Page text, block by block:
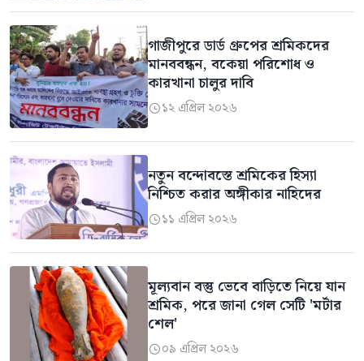
গাজীপুরে ডার্ড গ্রুপের শ্রমিকদের
মানববন্ধন, বকেয়া পরিশোধ ও
কারখানা চালুর দাবি
১২ এপ্রিল ২০২৬
নতুন বন্দোবস্তে শ্রমিকের হিস্যা
নিশ্চিত করার অঙ্গীকার নাহিদের
১১ এপ্রিল ২০২৬
মূল্যবান বস্তু ভেবে বাড়িতে নিয়ে যান
শ্রমিক, পরে জানা গেল সেটি 'মর্টার
শেল'
০৯ এপ্রিল ২০২৬